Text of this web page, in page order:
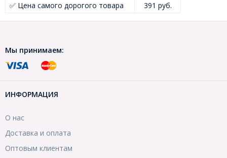
✅ Цена самого дорогого товара
391 руб.
Мы принимаем:
ИНФОРМАЦИЯ
О нас
Доставка и оплата
Оптовым клиентам